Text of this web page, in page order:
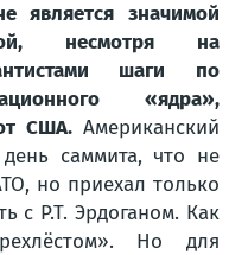
значимой
несмотря на
шаги по
«ядра»,
США. Американский
саммита, что не
но приехал только
с Р.Т. Эрдоганом. Как
Но для